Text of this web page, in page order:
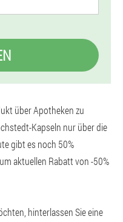
über Apotheken zu
Kapseln nur über die
gibt es noch 50%
aktuellen Rabatt von -50%
hinterlassen Sie eine